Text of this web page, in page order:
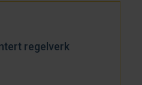
regelverk